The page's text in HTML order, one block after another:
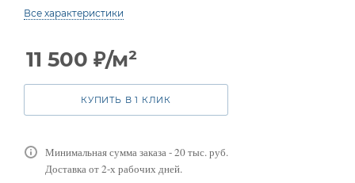
Все характеристики
11 500 ₽/м²
КУПИТЬ В 1 КЛИК
Минимальная сумма заказа - 20 тыс. руб.
Доставка от 2-х рабочих дней.